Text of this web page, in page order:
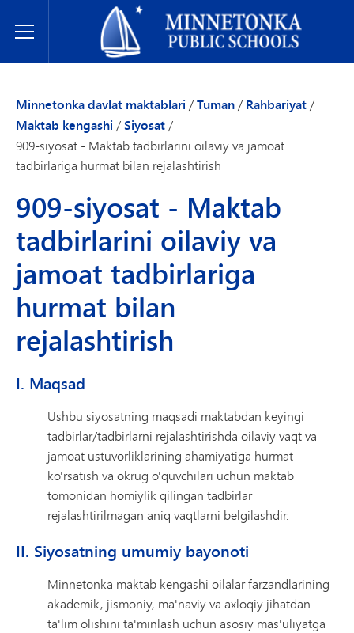
Toggle Menu
Minnetonka davlat maktablari
Minnetonka davlat maktablari /Tuman/ Rahbariyat/
Maktab kengashi /Siyosat/
909-siyosat - Maktab tadbirlarini oilaviy va jamoat
tadbirlariga hurmat bilan rejalashtirish
909-siyosat - Maktab
tadbirlarini oilaviy va
jamoat tadbirlariga
hurmat bilan
rejalashtirish
I. Maqsad
Ushbu siyosatning maqsadi maktabdan keyingi
tadbirlar/tadbirlarni rejalashtirishda oilaviy vaqt va
jamoat ustuvorliklarining ahamiyatiga hurmat
ko'rsatish va okrug o'quvchilari uchun maktab
tomonidan homiylik qilingan tadbirlar
rejalashtirilmagan aniq vaqtlarni belgilashdir.
II. Siyosatning umumiy bayonoti
Minnetonka maktab kengashi oilalar farzandlarining
akademik, jismoniy, ma'naviy va axloqiy jihatdan
ta'lim olishini ta'minlash uchun asosiy mas'uliyatga